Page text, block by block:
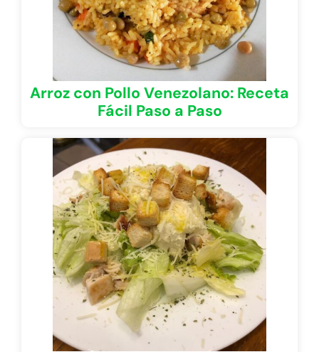
Arroz con Pollo Venezolano: Receta
Fácil Paso a Paso